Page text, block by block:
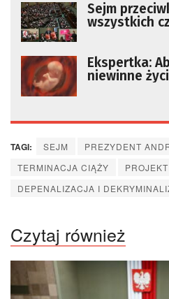
Sejm
wszystkich
Ekspertka:
niewinne
TAGI: SEJM PREZYDENT
TERMINACJA CIĄŻY
DEPENALIZACJA I
Czytaj również